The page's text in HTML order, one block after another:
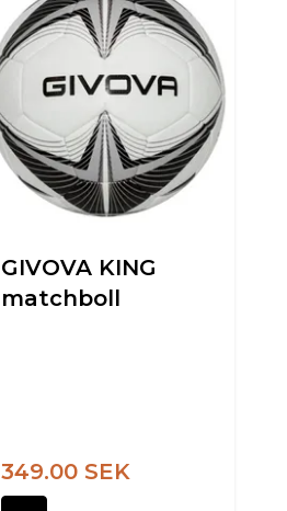
GIVOVA KING
matchboll
349.00 SEK